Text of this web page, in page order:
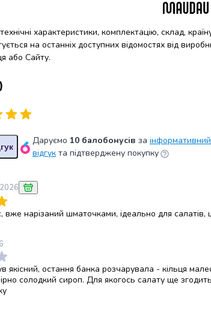
характеристики, комплектацію, склад,
на останніх доступних відомостях від
або Сайту.
)
Даруємо 10 балобонусів за інформативний
відгук та підтверджену покупку
вже нарізаний шматочками, ідеально для
якісний, остання банка розчарувала - кільця
солодкий сироп. Для якогось салату ще